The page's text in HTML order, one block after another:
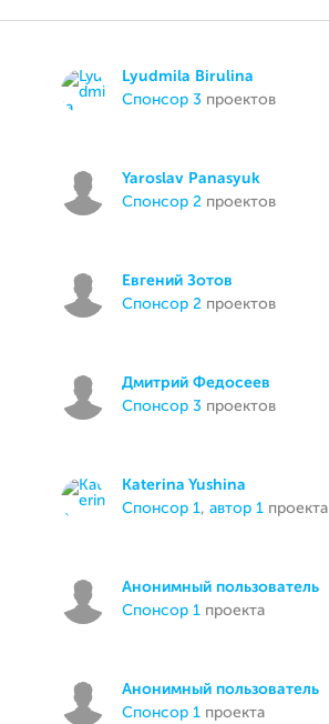
Lyudmila Birulina
спонсор 3 проектов
Yaroslav Panasyuk
спонсор 2 проектов
Евгений Зотов
спонсор 2 проектов
Дмитрий Федосеев
спонсор 3 проектов
Katerina Yushina
спонсор 1, автор 1 проекта
Анонимный пользователь
спонсор 1 проекта
Анонимный пользователь
спонсор 1 проекта